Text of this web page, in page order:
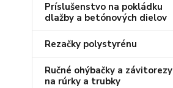
Príslušenstvo na pokládku
dlažby a betónových dielov
Rezačky polystyrénu
Ručné ohýbačky a závitorezy
na rúrky a trubky